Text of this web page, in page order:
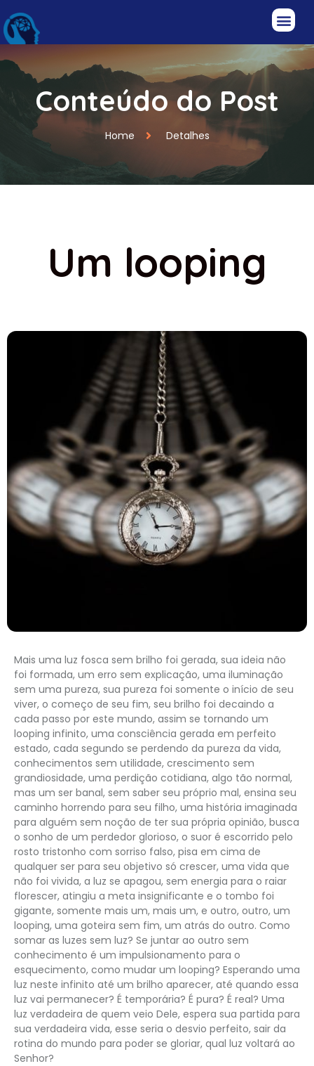
Conteúdo do Post
Home Detalhes
Um looping
Mais uma luz fosca sem brilho foi gerada, sua ideia não
foi formada, um erro sem explicação, uma iluminação
sem uma pureza, sua pureza foi somente o início de seu
viver, o começo de seu fim, seu brilho foi decaindo a
cada passo por este mundo, assim se tornando um
looping infinito, uma consciência gerada em perfeito
estado, cada segundo se perdendo da pureza da vida,
conhecimentos sem utilidade, crescimento sem
grandiosidade, uma perdição cotidiana, algo tão normal,
mas um ser banal, sem saber seu próprio mal, ensina seu
caminho horrendo para seu filho, uma história imaginada
para alguém sem noção de ter sua própria opinião, busca
o sonho de um perdedor glorioso, o suor é escorrido pelo
rosto tristonho com sorriso falso, pisa em cima de
qualquer ser para seu objetivo só crescer, uma vida que
não foi vivida, a luz se apagou, sem energia para o raiar
florescer, atingiu a meta insignificante e o tombo foi
gigante, somente mais um, mais um, e outro, outro, um
looping, uma goteira sem fim, um atrás do outro. Como
somar as luzes sem luz? Se juntar ao outro sem
conhecimento é um impulsionamento para o
esquecimento, como mudar um looping? Esperando uma
luz neste infinito até um brilho aparecer, até quando essa
luz vai permanecer? É temporária? É pura? É real? Uma
luz verdadeira de quem veio Dele, espera sua partida para
sua verdadeira vida, esse seria o desvio perfeito, sair da
rotina do mundo para poder se gloriar, qual luz voltará ao
Senhor?